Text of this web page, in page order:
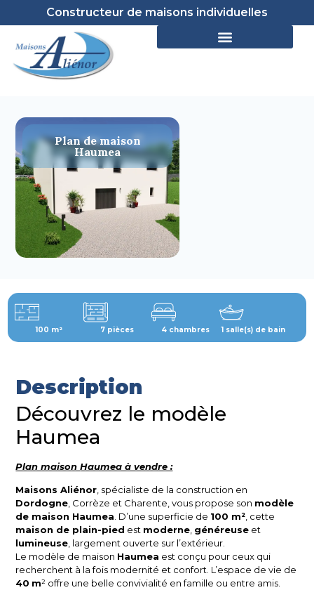
Constructeur de maisons individuelles
Plan de maison
Haumea
100 m² 7 pièces 4 chambres 1 salle(s) de bain
Description
Découvrez le modèle
Haumea
Plan maisonHaumea à vendre :
Maisons Aliénor, spécialiste de la construction en
Dordogne, Corrèze et Charente, vous propose son modèle
de maison Haumea. D’une superficie de 100 m², cette
maison de plain-pied est moderne, généreuse et
lumineuse, largement ouverte sur l’extérieur.
Le modèle de maison Haumea est conçu pour ceux qui
recherchent à la fois modernité et confort. L’espace de vie de
40 m² offre une belle convivialité en famille ou entre amis.